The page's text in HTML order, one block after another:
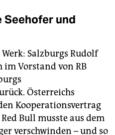
und
Salzburgs Rudolf
im Vorstand von RB
Österreichs
Kooperationsvertrag
Bull musste aus dem
verschwinden – und so